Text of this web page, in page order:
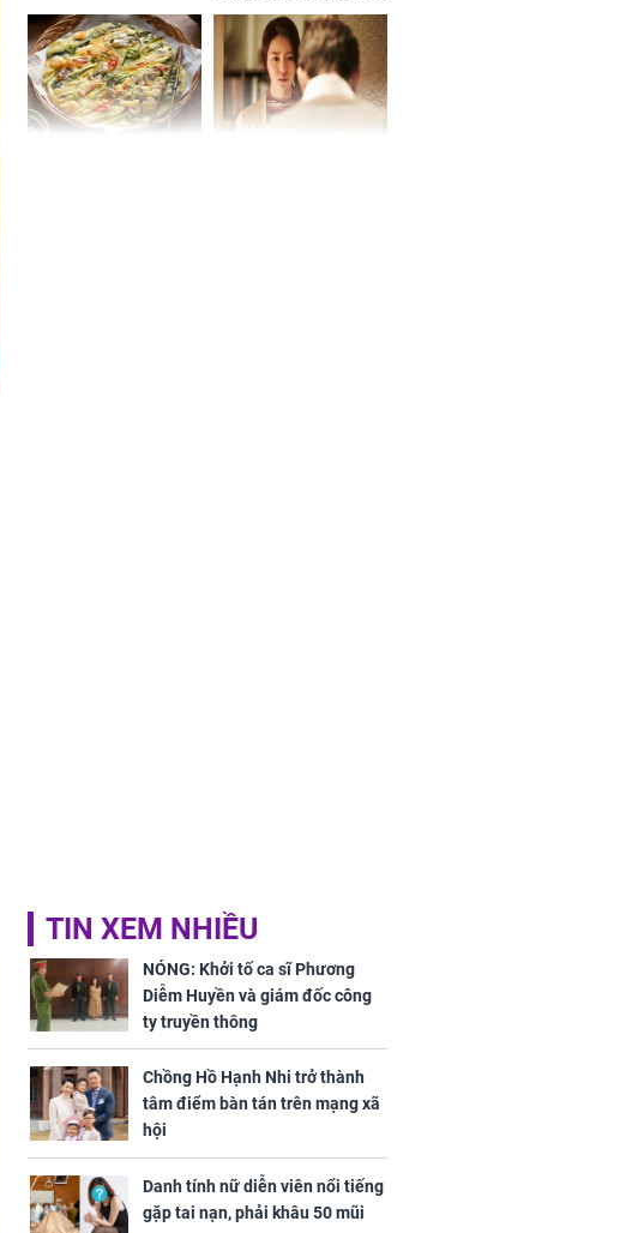
quý ngập nhà, của cải
chất đầy kho
TIN XEM NHIỀU
NÓNG: Khởi tố ca sĩ Phương
Diễm Huyền và giám đốc công
ty truyền thông
Chồng Hồ Hạnh Nhi trở thành
tâm điểm bàn tán trên mạng xã
hội
Danh tính nữ diễn viên nổi tiếng
gặp tai nạn, phải khâu 50 mũi